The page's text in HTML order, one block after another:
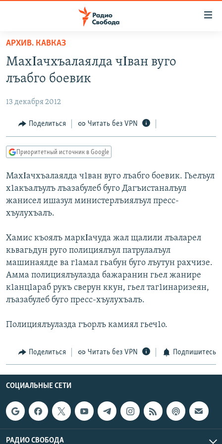
упрощенного
доступа
Вернуться
основному
Вернутся
главной
навигации
Вернутся
поиску
ПОДКАСТЫ
ЦИТАТЫ СВОБОДЫ
МНЕНИЯ
IDEL.РЕАЛИИ
КАВКАЗ.РЕАЛИИ
СЕВЕР.РЕАЛИИ
СИБИРЬ.РЕАЛИИ
ПОДПИШИТЕСЬ НА РАССЫЛКУ
СОЦИАЛЬНЫЕ СЕТИ
АРХИВ. КАВКАЗ
МахΙачхъалаялда чΙван вуго
лъабго боевик
13 декабря 2012
Поделиться Читать без VPN
Приоритетный источник в Google
МахΙачхъалаялда ч1ван вуго лъабго боевик. Гьелъул
х1акъалъулъ лъазабулеб буго Дагъистаналъул
жанисел ишазул министерлъиялъул пресс-
хъулухъалъ.
Хамис къоялъ маркΙачуда жал щалили лъаларел
кьвагьдун руго полициялъул патрулалъул
машинаялде ва г1амал гьабун буго лъутун рахчизе.
Амма полициялъулазда бажаранин гьел жанире
к1анц1араб рукъ сверун ккун, гьел таг1инаризеян,
лъазабулеб буго пресс-хъулухъалъ.
Полициялъулазда гъорлъ камиял гьеч1о.
Поделиться Читать без VPN Подпишитесь
СОЦИАЛЬНЫЕ СЕТИ
РАДИО СВОБОДА